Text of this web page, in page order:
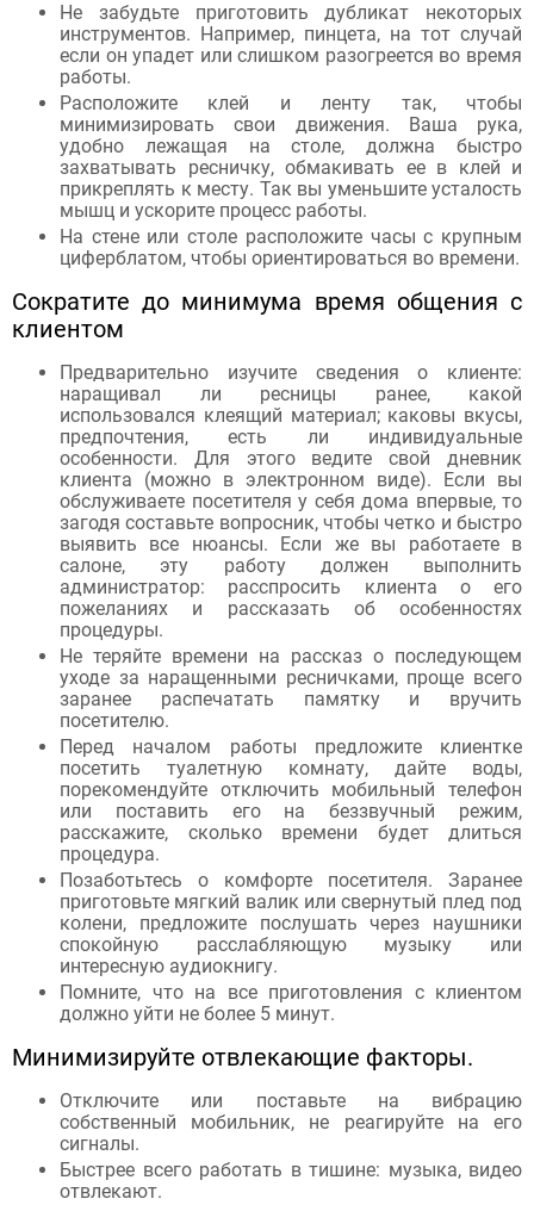
Не забудьте приготовить дубликат некоторых
инструментов. Например, пинцета, на тот случай
если он упадет или слишком разогреется во время
работы.
Расположите клей и ленту так, чтобы
минимизировать свои движения. Ваша рука,
удобно лежащая на столе, должна быстро
захватывать ресничку, обмакивать ее в клей и
прикреплять к месту. Так вы уменьшите усталость
мышц и ускорите процесс работы.
На стене или столе расположите часы с крупным
циферблатом, чтобы ориентироваться во времени.
Сократите до минимума время общения с
клиентом
Предварительно изучите сведения о клиенте:
наращивал ли ресницы ранее, какой
использовался клеящий материал; каковы вкусы,
предпочтения, есть ли индивидуальные
особенности. Для этого ведите свой дневник
клиента (можно в электронном виде). Если вы
обслуживаете посетителя у себя дома впервые, то
загодя составьте вопросник, чтобы четко и быстро
выявить все нюансы. Если же вы работаете в
салоне, эту работу должен выполнить
администратор: расспросить клиента о его
пожеланиях и рассказать об особенностях
процедуры.
Не теряйте времени на рассказ о последующем
уходе за наращенными ресничками, проще всего
заранее распечатать памятку и вручить
посетителю.
Перед началом работы предложите клиентке
посетить туалетную комнату, дайте воды,
порекомендуйте отключить мобильный телефон
или поставить его на беззвучный режим,
расскажите, сколько времени будет длиться
процедура.
Позаботьтесь о комфорте посетителя. Заранее
приготовьте мягкий валик или свернутый плед под
колени, предложите послушать через наушники
спокойную расслабляющую музыку или
интересную аудиокнигу.
Помните, что на все приготовления с клиентом
должно уйти не более 5 минут.
Минимизируйте отвлекающие факторы.
Отключите или поставьте на вибрацию
собственный мобильник, не реагируйте на его
сигналы.
Быстрее всего работать в тишине: музыка, видео
отвлекают.